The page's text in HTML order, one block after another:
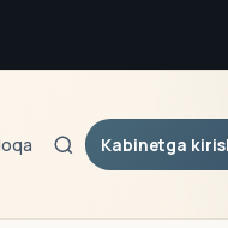
QidiruvKabinetga